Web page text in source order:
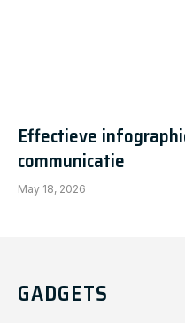
Effectieve
communicatie
May 18, 2026
GADGETS